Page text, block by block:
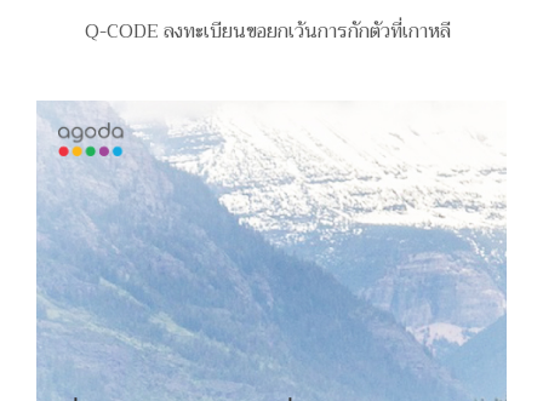
Q-CODE ลงทะเบียนขอยกเว้นการกักตัวที่เกาหลี